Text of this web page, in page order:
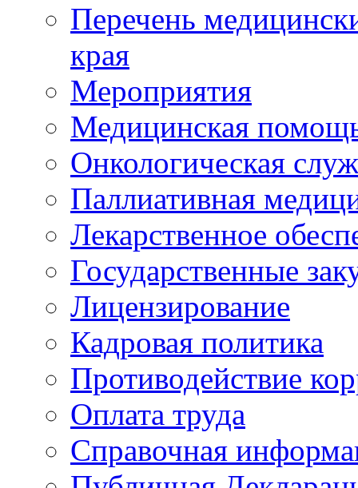
Перечень
края
Мероприятия
Медицинская
Онкологическая
Паллиативная
Лекарственное
Государственные
Лицензирование
Кадровая политика
Противодействие
Оплата труда
Справочная